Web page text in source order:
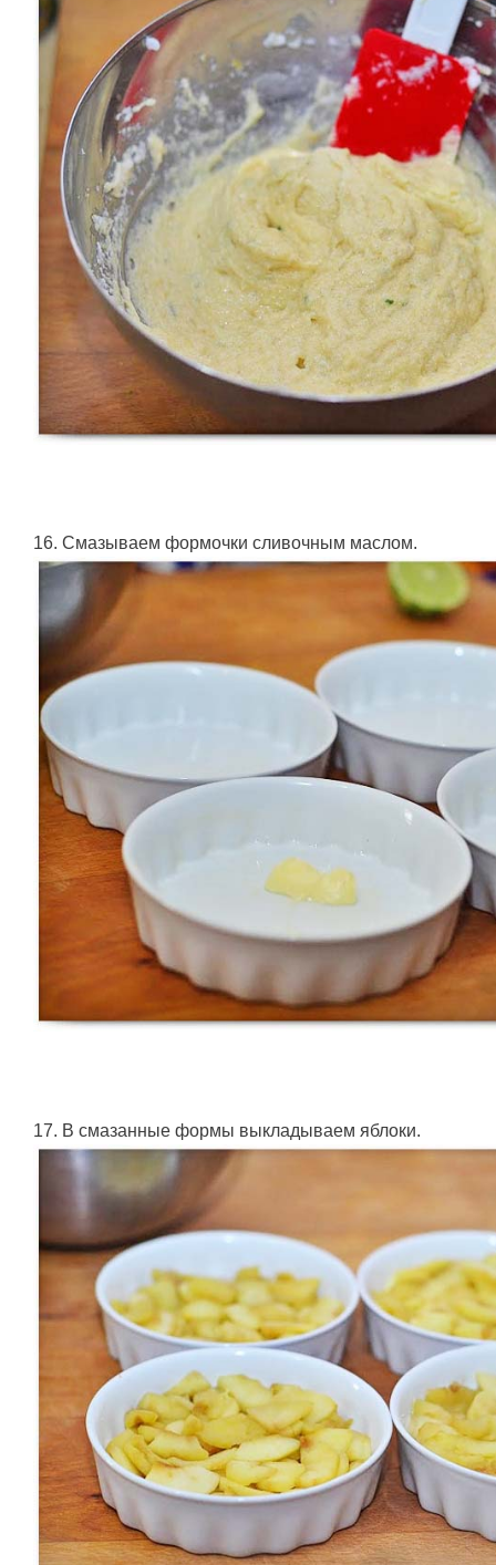
16. Смазываем формочки сливочным маслом.
17. В смазанные формы выкладываем яблоки.